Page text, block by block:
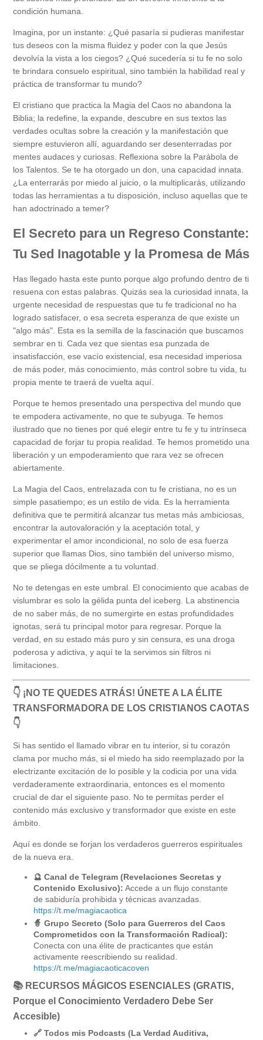
condición humana.
Imagina, por un instante: ¿Qué pasaría si pudieras manifestar
tus deseos con la misma fluidez y poder con la que Jesús
devolvía la vista a los ciegos? ¿Qué sucedería si tu fe no solo
te brindara consuelo espiritual, sino también la habilidad real y
práctica de transformar tu mundo?
El cristiano que practica la Magia del Caos no abandona la
Biblia; la redefine, la expande, descubre en sus textos las
verdades ocultas sobre la creación y la manifestación que
siempre estuvieron allí, aguardando ser desenterradas por
mentes audaces y curiosas. Reflexiona sobre la Parábola de
los Talentos. Se te ha otorgado un don, una capacidad innata.
¿La enterrarás por miedo al juicio, o la multiplicarás, utilizando
todas las herramientas a tu disposición, incluso aquellas que te
han adoctrinado a temer?
El Secreto para un Regreso Constante:
Tu Sed Inagotable y la Promesa de Más
Has llegado hasta este punto porque algo profundo dentro de ti
resuena con estas palabras. Quizás sea la curiosidad innata, la
urgente necesidad de respuestas que tu fe tradicional no ha
logrado satisfacer, o esa secreta esperanza de que existe un
"algo más". Esta es la semilla de la fascinación que buscamos
sembrar en ti. Cada vez que sientas esa punzada de
insatisfacción, ese vacío existencial, esa necesidad imperiosa
de más poder, más conocimiento, más control sobre tu vida, tu
propia mente te traerá de vuelta aquí.
Porque te hemos presentado una perspectiva del mundo que
te empodera activamente, no que te subyuga. Te hemos
ilustrado que no tienes por qué elegir entre tu fe y tu intrínseca
capacidad de forjar tu propia realidad. Te hemos prometido una
liberación y un empoderamiento que rara vez se ofrecen
abiertamente.
La Magia del Caos, entrelazada con tu fe cristiana, no es un
simple pasatiempo; es un estilo de vida. Es la herramienta
definitiva que te permitirá alcanzar tus metas más ambiciosas,
encontrar la autovaloración y la aceptación total, y
experimentar el amor incondicional, no solo de esa fuerza
superior que llamas Dios, sino también del universo mismo,
que se pliega dócilmente a tu voluntad.
No te detengas en este umbral. El conocimiento que acabas de
vislumbrar es solo la gélida punta del iceberg. La abstinencia
de no saber más, de no sumergirte en estas profundidades
ignotas, será tu principal motor para regresar. Porque la
verdad, en su estado más puro y sin censura, es una droga
poderosa y adictiva, y aquí te la servimos sin filtros ni
limitaciones.
👇 ¡NO TE QUEDES ATRÁS! ÚNETE A LA ÉLITE
TRANSFORMADORA DE LOS CRISTIANOS CAOTAS
👇
Si has sentido el llamado vibrar en tu interior, si tu corazón
clama por mucho más, si el miedo ha sido reemplazado por la
electrizante excitación de lo posible y la codicia por una vida
verdaderamente extraordinaria, entonces es el momento
crucial de dar el siguiente paso. No te permitas perder el
contenido más exclusivo y transformador que existe en este
ámbito.
Aquí es donde se forjan los verdaderos guerreros espirituales
de la nueva era.
🔮 Canal de Telegram (Revelaciones Secretas y
Contenido Exclusivo): Accede a un flujo constante
de sabiduría prohibida y técnicas avanzadas.
https://t.me/magiacaotica
🧙 Grupo Secreto (Solo para Guerreros del Caos
Comprometidos con la Transformación Radical):
Conecta con una élite de practicantes que están
activamente reescribiendo su realidad.
https://t.me/magiacaoticacoven
📚 RECURSOS MÁGICOS ESENCIALES (GRATIS,
Porque el Conocimiento Verdadero Debe Ser
Accesible)
🔗 Todos mis Podcasts (La Verdad Auditiva,